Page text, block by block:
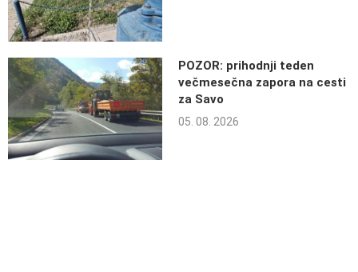
POZOR: prihodnji teden
večmesečna zapora na cesti
za Savo
05. 08. 2026